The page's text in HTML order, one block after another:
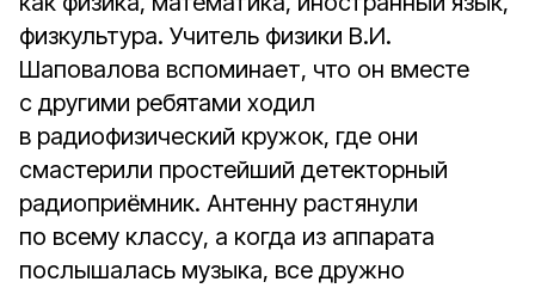
физкультура. Учитель физики В.И.
Шаповалова вспоминает, что он вместе
с другими ребятами ходил
в радиофизический кружок, где они
смастерили простейший детекторный
радиоприёмник. Антенну растянули
по всему классу, а когда из аппарата
послышалась музыка, все дружно